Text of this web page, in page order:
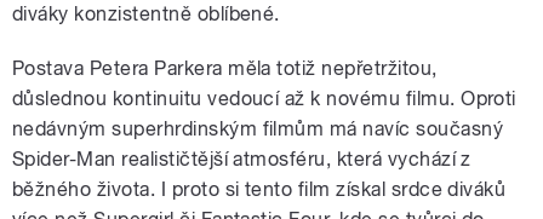
diváky konzistentně oblíbené.
Postava Petera Parkera měla totiž nepřetržitou,
důslednou kontinuitu vedoucí až k novému filmu. Oproti
nedávným superhrdinským filmům má navíc současný
Spider-Man realističtější atmosféru, která vychází z
běžného života. I proto si tento film získal srdce diváků